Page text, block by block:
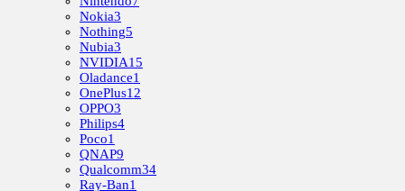
Nokia3
Nothing5
Nubia3
NVIDIA15
Oladance1
OnePlus12
OPPO3
Philips4
Poco1
QNAP9
Qualcomm34
Ray-Ban1